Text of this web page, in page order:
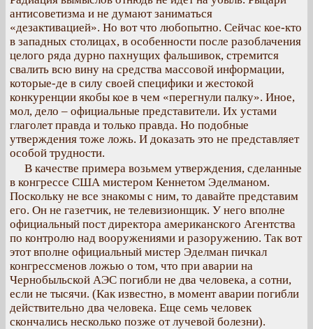
антисоветизма и не думают заниматься
«дезактивацией». Но вот что любопытно. Сейчас кое-кто
в западных столицах, в особенности после разоблачения
целого ряда дурно пахнущих фальшивок, стремится
свалить всю вину на средства массовой информации,
которые-де в силу своей специфики и жестокой
конкуренции якобы кое в чем «перегнули палку». Иное,
мол, дело – официальные представители. Их устами
глаголет правда и только правда. Но подобные
утверждения тоже ложь. И доказать это не представляет
особой трудности.
В качестве примера возьмем утверждения, сделанные
в конгрессе США мистером Кеннетом Эделманом.
Поскольку не все знакомы с ним, то давайте представим
его. Он не газетчик, не телевизионщик. У него вполне
официальный пост директора американского Агентства
по контролю над вооружениями и разоружению. Так вот
этот вполне официальный мистер Эделман пичкал
конгрессменов ложью о том, что при аварии на
Чернобыльской АЭС погибли не два человека, а сотни,
если не тысячи. (Как известно, в момент аварии погибли
действительно два человека. Еще семь человек
скончались несколько позже от лучевой болезни).